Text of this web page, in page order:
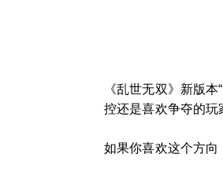
《乱世无双》新版
控还是喜欢争夺的玩
如果你喜欢这个方向